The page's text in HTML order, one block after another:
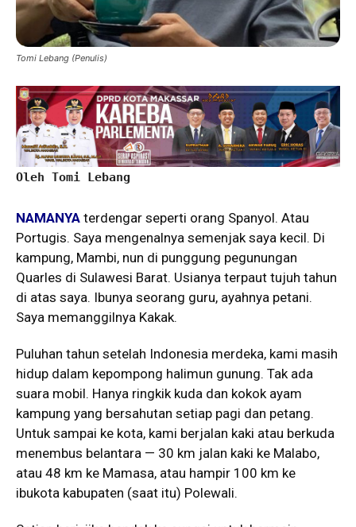
Tomi Lebang (Penulis)
Oleh Tomi Lebang
NAMANYA terdengar seperti orang Spanyol. Atau
Portugis. Saya mengenalnya semenjak saya kecil. Di
kampung, Mambi, nun di punggung pegunungan
Quarles di Sulawesi Barat. Usianya terpaut tujuh tahun
di atas saya. Ibunya seorang guru, ayahnya petani.
Saya memanggilnya Kakak.
Puluhan tahun setelah Indonesia merdeka, kami masih
hidup dalam kepompong halimun gunung. Tak ada
suara mobil. Hanya ringkik kuda dan kokok ayam
kampung yang bersahutan setiap pagi dan petang.
Untuk sampai ke kota, kami berjalan kaki atau berkuda
menembus belantara — 30 km jalan kaki ke Malabo,
atau 48 km ke Mamasa, atau hampir 100 km ke
ibukota kabupaten (saat itu) Polewali.